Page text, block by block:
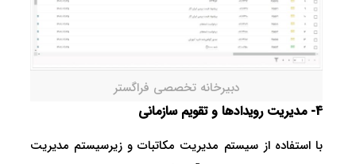
دبیرخانه تخصصی فراگستر
4- مدیریت رویدادها و تقویم سازمانی
با استفاده از سیستم مدیریت مکاتبات و زیرسیستم مدیریت